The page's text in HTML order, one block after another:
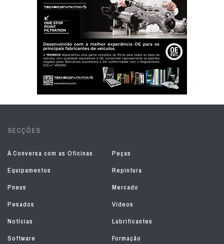
SECÇÕES
À Conversa com as Oficinas
Peças
Equipamentos
Repintura
Pneus
Mercado
Pesados
Vídeos
Notícias
Lubrificantes
Software
Formação